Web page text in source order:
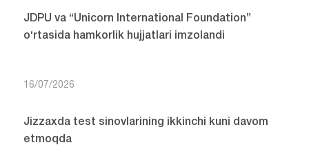
JDPU va “Unicorn International Foundation”
o‘rtasida hamkorlik hujjatlari imzolandi
16/07/2026
Jizzaxda test sinovlarining ikkinchi kuni davom
etmoqda